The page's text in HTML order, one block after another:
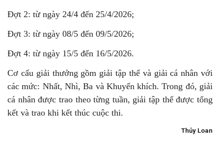
Đợt 2: từ ngày 24/4 đến 25/4/2026;
Đợt 3: từ ngày 08/5 đến 09/5/2026;
Đợt 4: từ ngày 15/5 đến 16/5/2026.
Cơ cấu giải thưởng gồm giải tập thể và giải cá nhân với
các mức: Nhất, Nhì, Ba và Khuyến khích. Trong đó, giải
cá nhân được trao theo từng tuần, giải tập thể được tổng
kết và trao khi kết thúc cuộc thi.
Thủy Loan